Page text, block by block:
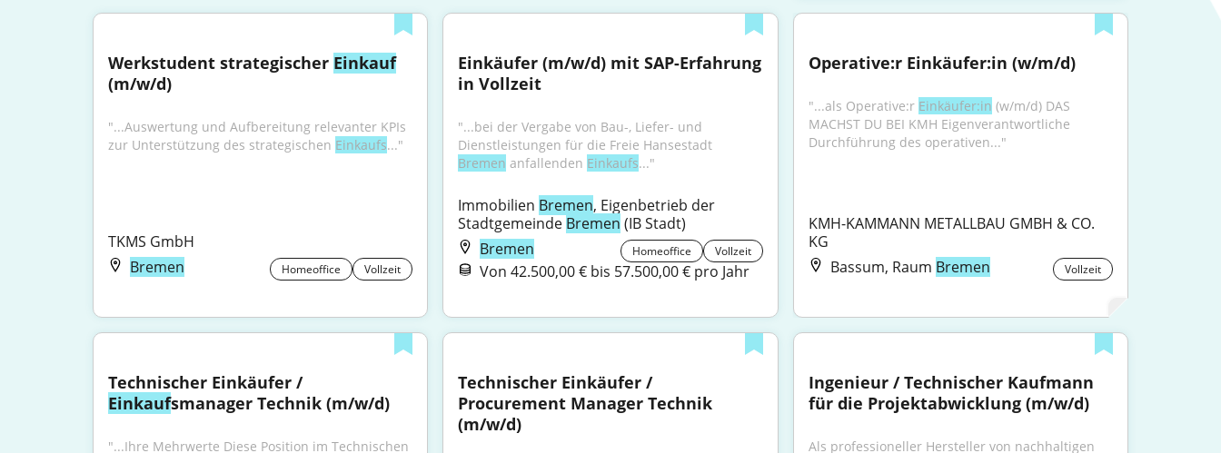
Werkstudent strategischer Einkauf
(m/w/d)
"...Auswertung und Aufbereitung relevanter KPIs
zur Unterstützung des strategischen Einkaufs..."
TKMS GmbH
Bremen
Homeoffice Vollzeit
Einkäufer (m/w/d) mit SAP-Erfahrung
in Vollzeit
"...bei der Vergabe von Bau-, Liefer- und
Bremen anfallenden Einkaufs..."
Immobilien Bremen, Eigenbetrieb der
Stadtgemeinde Bremen (IB Stadt)
Bremen
Homeoffice Vollzeit
Von 42.500,00 € bis 57.500,00 € pro Jahr
Operative:r Einkäufer:in (w/m/d)
"...als Operative:r Einkäufer:in (w/m/d) DAS
MACHST DU BEI KMH Eigenverantwortliche
Durchführung des operativen..."
KMH-KAMMANN METALLBAU GMBH & CO.
KG
Bassum, Raum Bremen Vollzeit
Technischer Einkäufer /
Einkaufsmanager Technik (m/w/d)
Technischer Einkäufer /
Procurement Manager Technik
(m/w/d)
Ingenieur / Technischer Kaufmann
für die Projektabwicklung (m/w/d)
Als professioneller Hersteller von nachhaltigen